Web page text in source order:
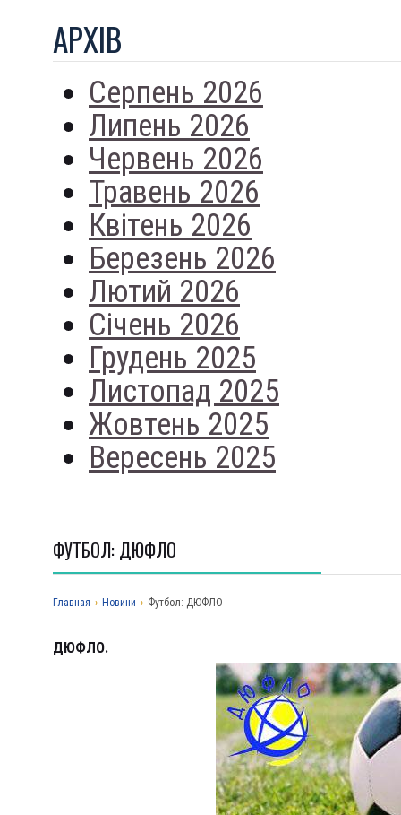
АРХIВ
Серпень 2026
Липень 2026
Червень 2026
Травень 2026
Квітень 2026
Березень 2026
Лютий 2026
Січень 2026
Грудень 2025
Листопад 2025
Жовтень 2025
Вересень 2025
ФУТБОЛ: ДЮФЛО
Главная › Новини › Футбол: ДЮФЛО
ДЮФЛО.